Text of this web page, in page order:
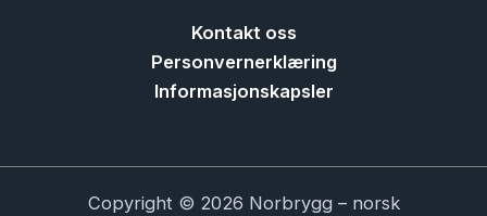
Kontakt oss
Personvernerklæring
Informasjonskapsler
Copyright © 2026 Norbrygg – norsk